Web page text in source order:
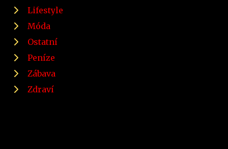
Lifestyle
Móda
Ostatní
Peníze
Zábava
Zdraví